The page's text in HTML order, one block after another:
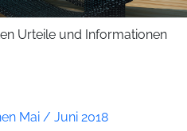
Urteile und Informationen
Mai / Juni 2018